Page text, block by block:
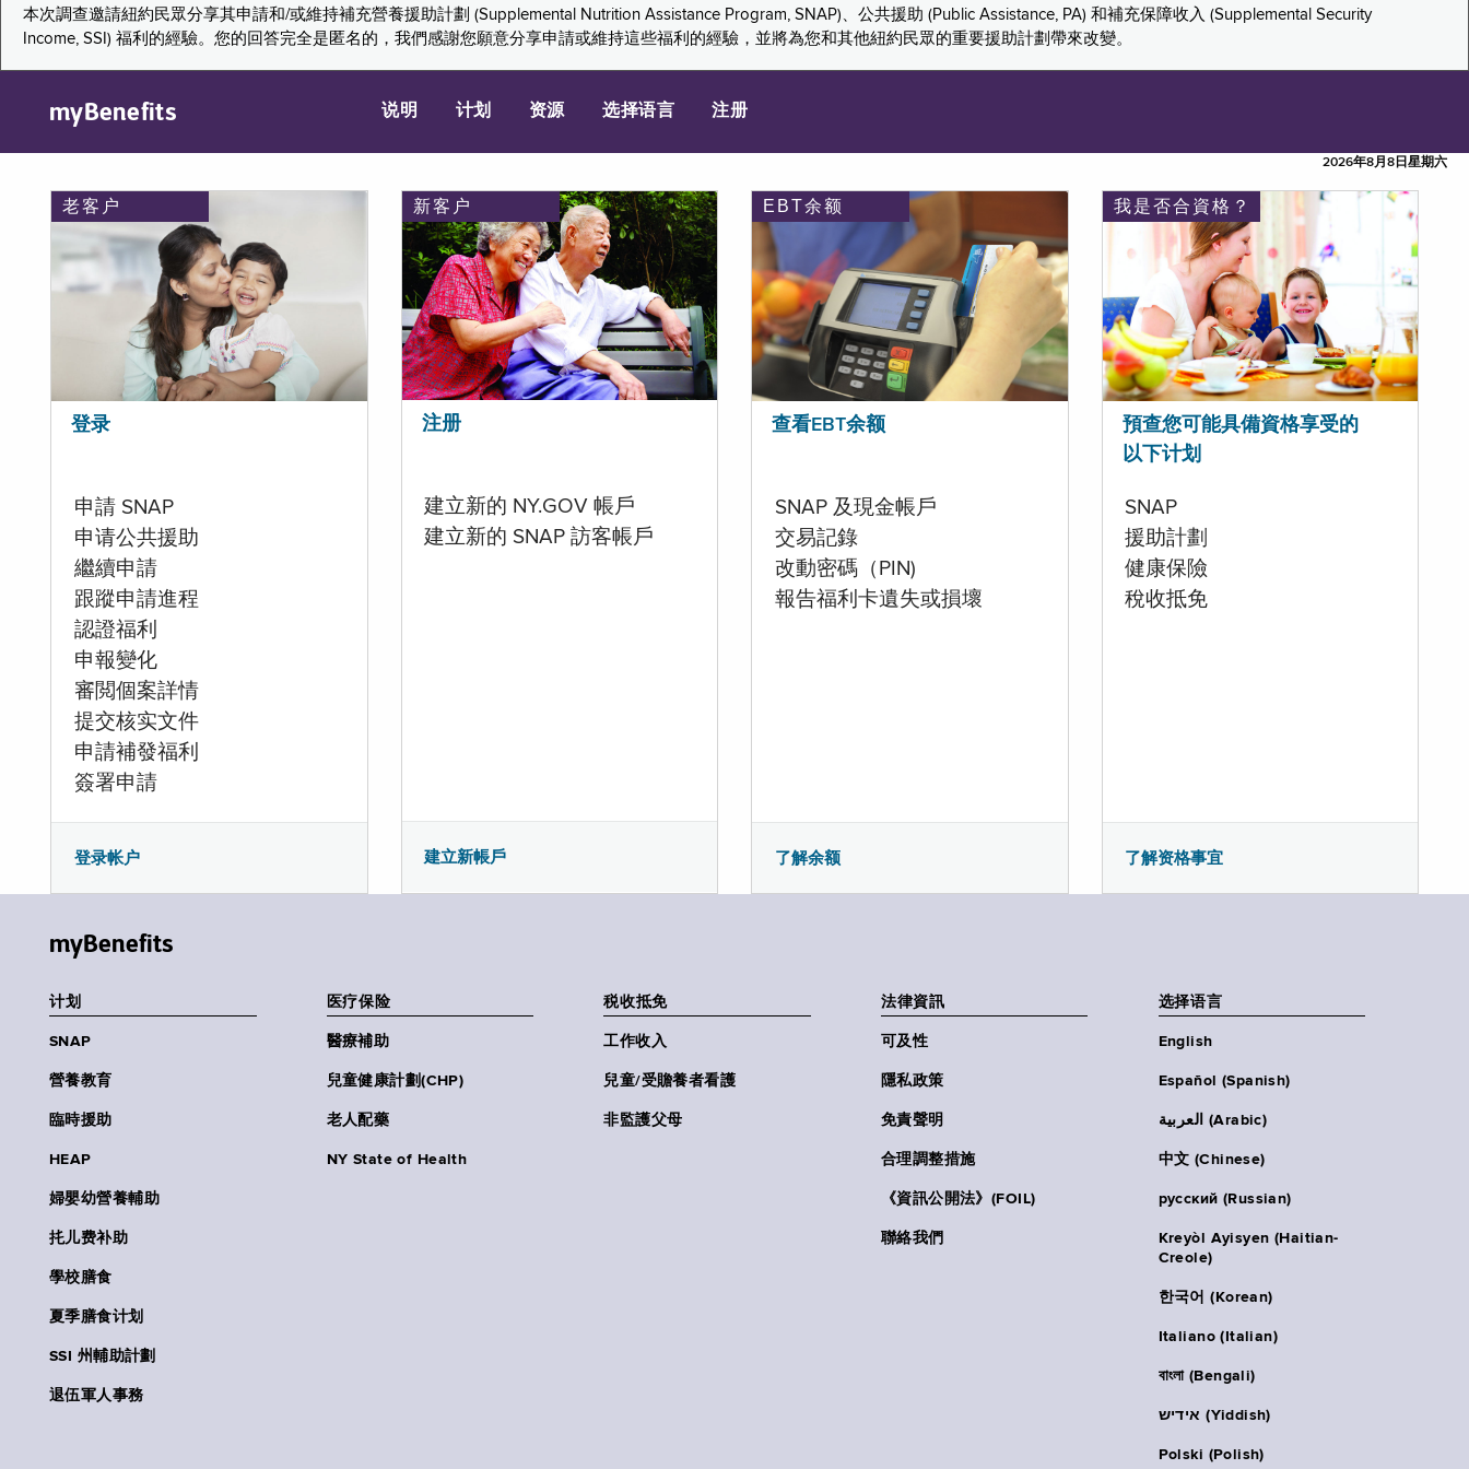
本次調查邀請紐約民眾分享其申請和/或維持補充營養援助計劃 (Supplemental Nutrition Assistance Program, SNAP)、公共援助 (Public Assistance, PA) 和補充保障收入 (Supplemental Security
Income, SSI) 福利的經驗。您的回答完全是匿名的，我們感謝您願意分享申請或維持這些福利的經驗，並將為您和其他紐約民眾的重要援助計劃帶來改變。
myBenefits 说明 计划 资源 选择语言 注册
2026年8月8日星期六
老客户
登录
申請 SNAP
申请公共援助
繼續申請
跟蹤申請進程
認證福利
申報變化
審閲個案詳情
提交核实文件
申請補發福利
簽署申請
登录帐户
新客户
注册
建立新的 NY.GOV 帳戶
建立新的 SNAP 訪客帳戶
建立新帳戶
EBT余额
查看EBT余额
SNAP 及現金帳戶
交易記錄
改動密碼（PIN)
報告福利卡遺失或損壞
了解余额
我是否合資格？
預查您可能具備資格享受的
以下计划
SNAP
援助計劃
健康保險
稅收抵免
了解资格事宜
myBenefits
计划
SNAP
營養教育
臨時援助
HEAP
婦嬰幼營養輔助
扥儿费补助
學校膳食
夏季膳食计划
SSI 州輔助計劃
退伍軍人事務
医疗保险
醫療補助
兒童健康計劃(CHP)
老人配藥
NY State of Health
税收抵免
工作收入
兒童/受贍養者看護
非監護父母
法律資訊
可及性
隱私政策
免責聲明
合理調整措施
《資訊公開法》(FOIL)
聯絡我們
选择语言
English
Español (Spanish)
العربية (Arabic)
中文 (Chinese)
русский (Russian)
Kreyòl Ayisyen (Haitian-
Creole)
한국어 (Korean)
Italiano (Italian)
বাংলা (Bengali)
אידיש (Yiddish)
Polski (Polish)